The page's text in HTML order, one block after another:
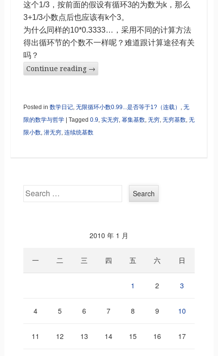
这个1/3，按前面的假设有循环3的为数为k，那么
3+1/3小数点后也应该有k个3。
为什么同样的10*0.3333…，采用不同的计算方法
得出循环节的个数不一样呢？难道跟计算途径有关
吗？
Continue reading →
Posted in 数学日记, 无限循环小数0.99...是否等于1?（连载） , 无
限的数学与哲学
Tagged 0.9, 实无穷, 幂集基数, 无穷, 无穷基数, 无
限小数, 潜无穷, 连续统基数
Search
2010 年 1 月
一 二 三 四 五 六 日
1 2 3
4 5 6 7 8 9 10
11 12 13 14 15 16 17